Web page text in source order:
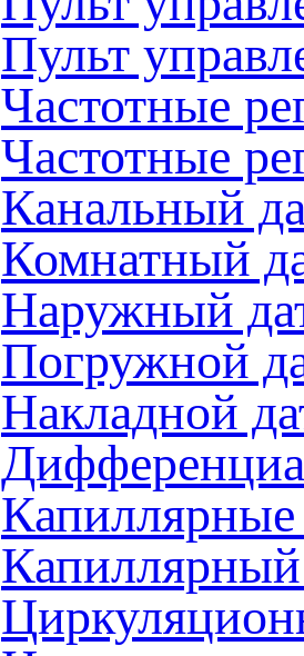
Пульт
Частотные
Частотные
Канальный
Комнатный
Наружный
Погружной
Накладной